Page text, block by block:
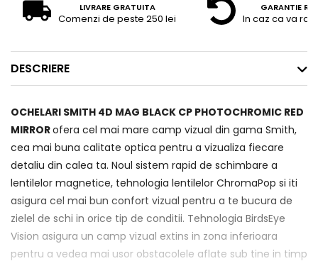
LIVRARE GRATUITA
Comenzi de peste 250 lei
GARANTIE
In caz ca va
DESCRIERE
OCHELARI SMITH 4D MAG BLACK CP PHOTOCHROMIC RED
MIRRORofera cel mai mare camp vizual din gama Smith,
cea mai buna calitate optica pentru a vizualiza fiecare
detaliu din calea ta. Noul sistem rapid de schimbare a
lentilelor magnetice, tehnologia lentilelor ChromaPop si iti
asigura cel mai bun confort vizual pentru a te bucura de
zielel de schi in orice tip de conditii. Tehnologia BirdsEye
Vision asigura un camp vizual extins in zona inferioara
pentru a vedea mai usor obstacolele aflate sub tine in timp